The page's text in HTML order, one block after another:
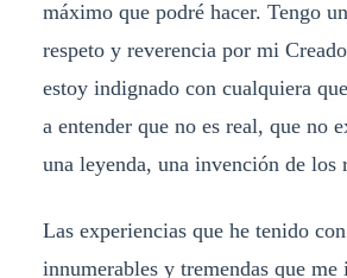
máximo que podré hacer. Tengo
respeto y reverencia por mi
estoy indignado con cualquiera
a entender que no es real, que no
una leyenda, una invención de los
Las experiencias que he tenido
innumerables y tremendas que me